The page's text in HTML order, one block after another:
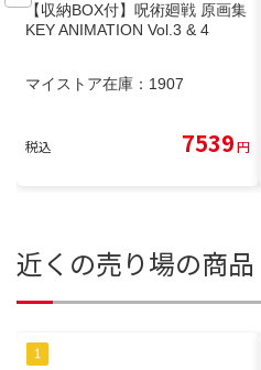
【収納BOX付】呪術廻戦 原画集
KEY ANIMATION Vol.3 & 4
マイストア在庫： 1907
税込 7539円
近くの売り場の商品